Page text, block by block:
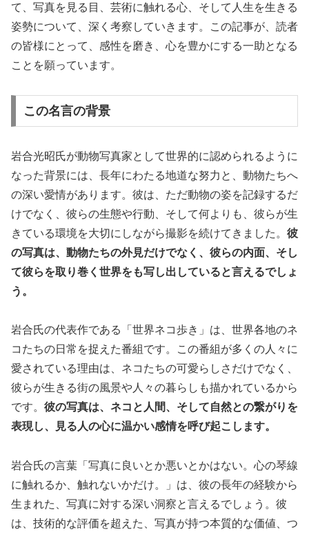
て、写真を見る目、芸術に触れる心、そして人生を生きる
姿勢について、深く考察していきます。この記事が、読者
の皆様にとって、感性を磨き、心を豊かにする一助となる
ことを願っています。
この名言の背景
岩合光昭氏が動物写真家として世界的に認められるように
なった背景には、長年にわたる地道な努力と、動物たちへ
の深い愛情があります。彼は、ただ動物の姿を記録するだ
けでなく、彼らの生態や行動、そして何よりも、彼らが生
きている環境を大切にしながら撮影を続けてきました。 彼
の写真は、動物たちの外見だけでなく、彼らの内面、そし
て彼らを取り巻く世界をも写し出していると言えるでしょ
う。
岩合氏の代表作である「世界ネコ歩き」は、世界各地のネ
コたちの日常を捉えた番組です。この番組が多くの人々に
愛されている理由は、ネコたちの可愛らしさだけでなく、
彼らが生きる街の風景や人々の暮らしも描かれているから
です。 彼の写真は、ネコと人間、そして自然との繋がりを
表現し、見る人の心に温かい感情を呼び起こします。
岩合氏の言葉「写真に良いとか悪いとかはない。心の琴線
に触れるか、触れないかだけ。」は、彼の長年の経験から
生まれた、写真に対する深い洞察と言えるでしょう。彼
は、技術的な評価を超えた、写真が持つ本質的な価値、つ